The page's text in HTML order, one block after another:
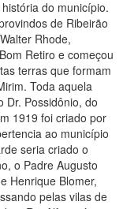
do município.
de Ribeirão
Rhode,
Retiro e começou
terras que formam
Toda aquela
Dr. Possidônio, do
1919 foi criado por
ao município
seria criado o
o Padre Augusto
Henrique Blomer,
pelas vilas de